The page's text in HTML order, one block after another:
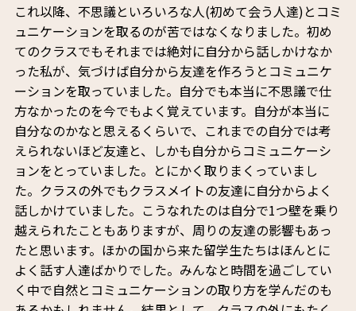
これ以降、不思議といろいろな人(初めて会う人達)とコミ
ュニケーションを取るのが苦ではなくなりました。初め
てのクラスでもそれまでは絶対に自分から話しかけなか
った私が、気づけば自分から友達を作ろうとコミュニケ
ーションを取っていました。自分でも本当に不思議で仕
方なかったのを今でもよく覚えています。自分が本当に
自分なのかなと思えるくらいで、これまでの自分では考
えられないほど友達と、しかも自分からコミュニケーシ
ョンをとっていました。とにかく取りまくっていまし
た。クラスの外でもクラスメイトの友達に自分からよく
話しかけていました。こうなれたのは自分で1つ壁を乗り
越えられたこともありますが、周りの友達の影響もあっ
たと思います。ほかの国から来た留学生たちはほんとに
よく話す人達ばかりでした。みんなと時間を過ごしてい
く中で自然とコミュニケーションの取り方を学んだのも